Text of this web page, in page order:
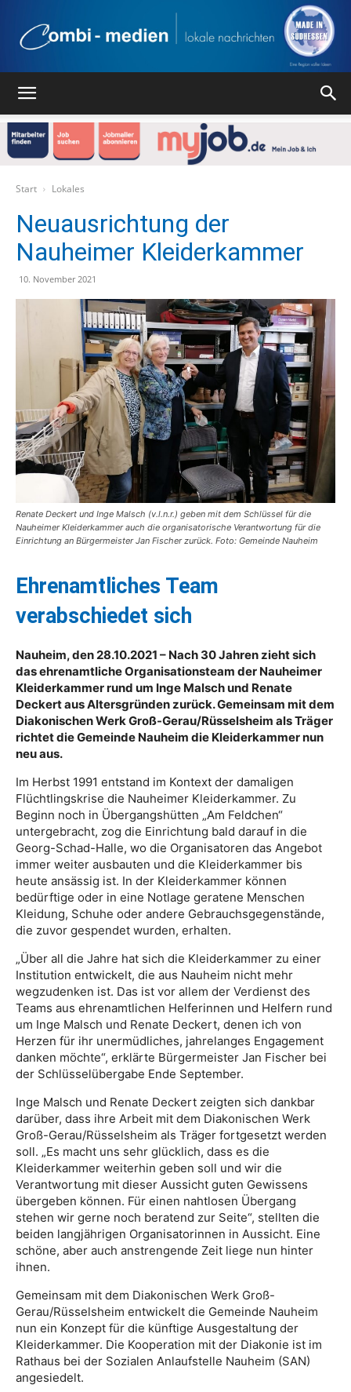
Verlag
Start Lokales
Neuausrichtung der
Nauheimer Kleiderkammer
10. November 2021
Renate Deckert und Inge Malsch (v.l.n.r.) geben mit dem Schlüssel für die
Nauheimer Kleiderkammer auch die organisatorische Verantwortung für die
Einrichtung an Bürgermeister Jan Fischer zurück. Foto: Gemeinde Nauheim
Ehrenamtliches Team
verabschiedet sich
Nauheim, den 28.10.2021 – Nach 30 Jahren zieht sich
das ehrenamtliche Organisationsteam der Nauheimer
Kleiderkammer rund um Inge Malsch und Renate
Deckert aus Altersgründen zurück. Gemeinsam mit dem
Diakonischen Werk Groß-Gerau/Rüsselsheim als Träger
richtet die Gemeinde Nauheim die Kleiderkammer nun
neu aus.
Im Herbst 1991 entstand im Kontext der damaligen
Flüchtlingskrise die Nauheimer Kleiderkammer. Zu
Beginn noch in Übergangshütten „Am Feldchen“
untergebracht, zog die Einrichtung bald darauf in die
Georg-Schad-Halle, wo die Organisatoren das Angebot
immer weiter ausbauten und die Kleiderkammer bis
heute ansässig ist. In der Kleiderkammer können
bedürftige oder in eine Notlage geratene Menschen
Kleidung, Schuhe oder andere Gebrauchsgegenstände,
die zuvor gespendet wurden, erhalten.
„Über all die Jahre hat sich die Kleiderkammer zu einer
Institution entwickelt, die aus Nauheim nicht mehr
wegzudenken ist. Das ist vor allem der Verdienst des
Teams aus ehrenamtlichen Helferinnen und Helfern rund
um Inge Malsch und Renate Deckert, denen ich von
Herzen für ihr unermüdliches, jahrelanges Engagement
danken möchte“, erklärte Bürgermeister Jan Fischer bei
der Schlüsselübergabe Ende September.
Inge Malsch und Renate Deckert zeigten sich dankbar
darüber, dass ihre Arbeit mit dem Diakonischen Werk
Groß-Gerau/Rüsselsheim als Träger fortgesetzt werden
soll. „Es macht uns sehr glücklich, dass es die
Kleiderkammer weiterhin geben soll und wir die
Verantwortung mit dieser Aussicht guten Gewissens
übergeben können. Für einen nahtlosen Übergang
stehen wir gerne noch beratend zur Seite“, stellten die
beiden langjährigen Organisatorinnen in Aussicht. Eine
schöne, aber auch anstrengende Zeit liege nun hinter
ihnen.
Gemeinsam mit dem Diakonischen Werk Groß-
Gerau/Rüsselsheim entwickelt die Gemeinde Nauheim
nun ein Konzept für die künftige Ausgestaltung der
Kleiderkammer. Die Kooperation mit der Diakonie ist im
Rathaus bei der Sozialen Anlaufstelle Nauheim (SAN)
angesiedelt.